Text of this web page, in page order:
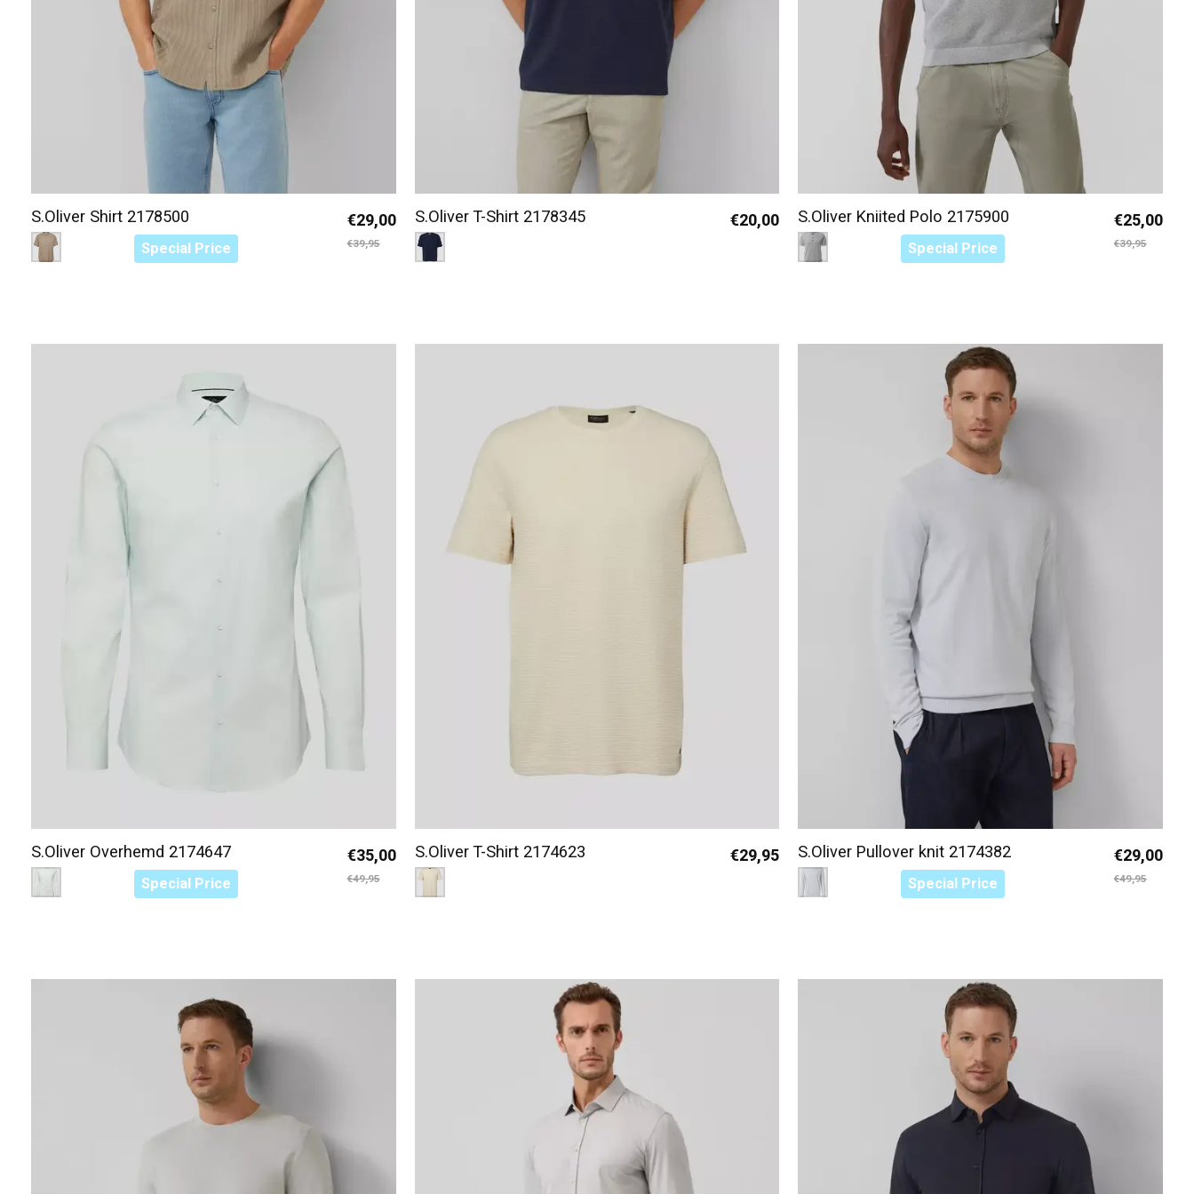
Special Price
S.Oliver Shirt 2178500
Color: — Groen 7853
Groen 7853
€29,00
€39,95
S.Oliver T-Shirt 2178345
Color:
Donkerblauw 5978
€20,00
Special Price
S.Oliver Kniited Polo 2175900
Color: — Grijs 9400
Grijs 9400
€25,00
€39,95
Special Price
S.Oliver Overhemd 2174647
Color: — Blauw/Groen 6141
Blauw/Groen 6141
€35,00
€49,95
S.Oliver T-Shirt 2174623
Color:
Beige 9305
€29,95
Special Price
S.Oliver Pullover knit 2174382
Color: — Blauw 5015
Blauw 5015
€29,00
€49,95